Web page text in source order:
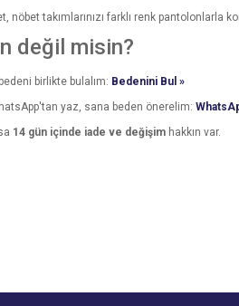
nöbet takımlarınızı farklı renk pantolonlarla
değil misin?
birlikte bulalım: Bedenini Bul »
yaz, sana beden önerelim:
14 gün içinde iade ve değişim hakkın var.